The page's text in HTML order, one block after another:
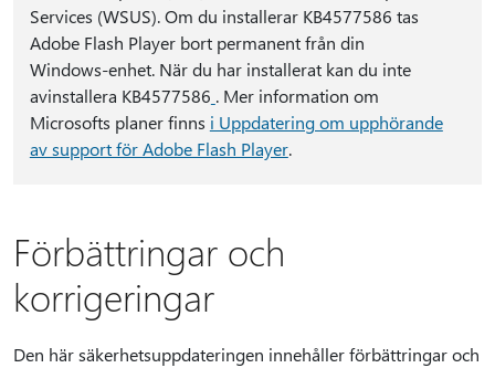
Services (WSUS). Om du installerar KB4577586 tas
Adobe Flash Player bort permanent från din
Windows-enhet. När du har installerat kan du inte
avinstallera KB4577586 . Mer information om
Microsofts planer finns i Uppdatering om upphörande
av support för Adobe Flash Player.
Förbättringar och
korrigeringar
Den här säkerhetsuppdateringen innehåller förbättringar och